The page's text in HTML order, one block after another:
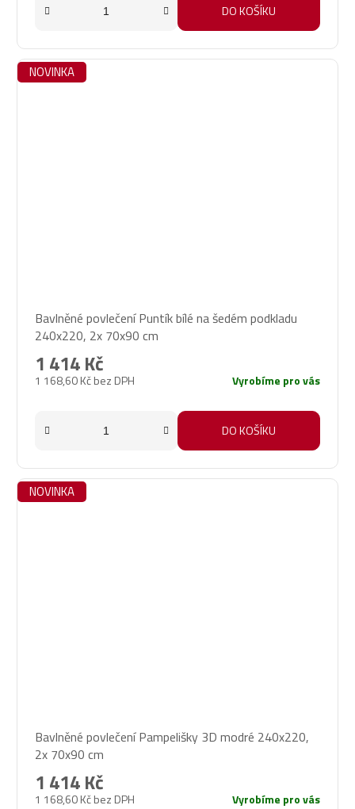
DO KOŠÍKU
NOVINKA
Bavlněné povlečení Puntík bílé na šedém podkladu
240x220, 2x 70x90 cm
1 168,60 Kč bez DPH
1 414 Kč
Vyrobíme pro vás
DO KOŠÍKU
NOVINKA
Bavlněné povlečení Pampelišky 3D modré 240x220,
2x 70x90 cm
1 168,60 Kč bez DPH
1 414 Kč
Vyrobíme pro vás